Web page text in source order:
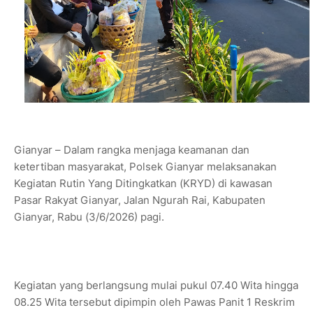
Gianyar – Dalam rangka menjaga keamanan dan
ketertiban masyarakat, Polsek Gianyar melaksanakan
Kegiatan Rutin Yang Ditingkatkan (KRYD) di kawasan
Pasar Rakyat Gianyar, Jalan Ngurah Rai, Kabupaten
Gianyar, Rabu (3/6/2026) pagi.
Kegiatan yang berlangsung mulai pukul 07.40 Wita hingga
08.25 Wita tersebut dipimpin oleh Pawas Panit 1 Reskrim